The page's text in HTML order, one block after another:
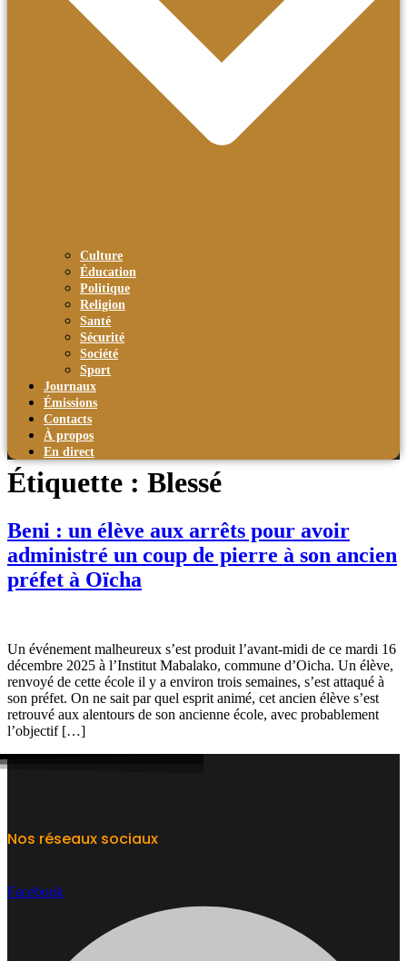
Culture
Éducation
Politique
Religion
Santé
Sécurité
Société
Sport
Journaux
Émissions
Contacts
À propos
En direct
Étiquette : Blessé
Beni : un élève aux arrêts pour avoir
administré un coup de pierre à son ancien
préfet à Oïcha
Un événement malheureux s’est produit l’avant-midi de ce mardi 16
décembre 2025 à l’Institut Mabalako, commune d’Oicha. Un élève,
renvoyé de cette école il y a environ trois semaines, s’est attaqué à
son préfet. On ne sait par quel esprit animé, cet ancien élève s’est
retrouvé aux alentours de son ancienne école, avec probablement
l’objectif […]
Nos réseaux sociaux
Facebook